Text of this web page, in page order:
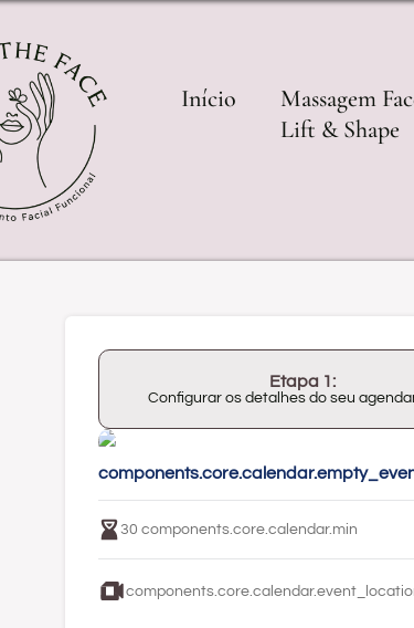
Início
Massagem
Lift & Shape
Etapa 1:
Configurar os detalhes do seu
30 components.core.calendar.min